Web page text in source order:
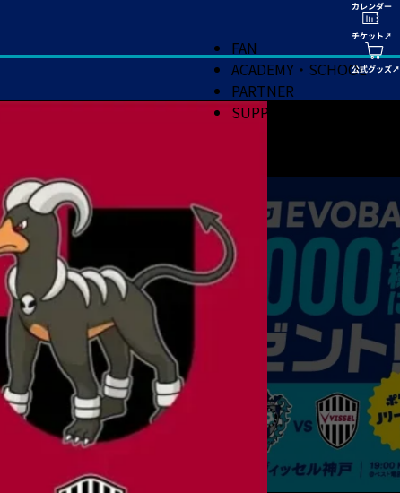
FAN
ACADEMY・SCHOOL
PARTNER
SUPPORT